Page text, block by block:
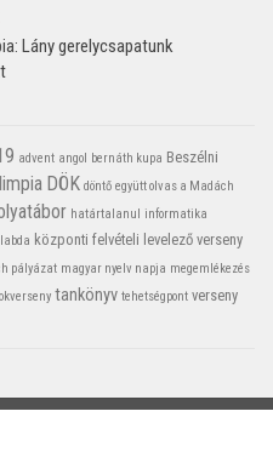
Lány gerelycsapatunk
advent angol bernáth kupa Beszélni
DÖK döntő együtt olvas a Madách
határtalanul
informatika
központi felvételi levelező verseny
pályázat magyar nyelv napja megemlékezés
tankönyv tehetségpont verseny